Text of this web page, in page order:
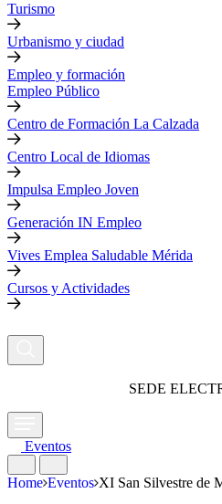
Turismo
Urbanismo y ciudad
Empleo y formación
Empleo Público
Centro de Formación La Calzada
Centro Local de Idiomas
Impulsa Empleo Joven
Generación IN Empleo
Vives Emplea Saludable Mérida
Cursos y Actividades
SEDE
Eventos
Home Eventos XI San Silvestre de